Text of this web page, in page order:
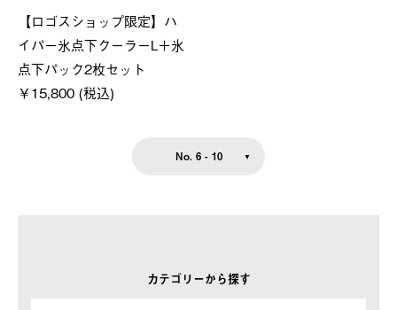
カテゴリーから探す
【ロゴスショップ限定】ハ
イパー氷点下クーラーL＋氷
点下パック2枚セット
￥15,800 (税込)
No. 6 - 10